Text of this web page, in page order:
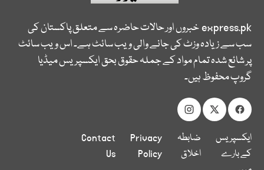
express.pkخبروں اور حالات حاضرہ سے متعلق پاکستان کی
سب سے زیادہ وزٹ کی جانے والی ویب سائٹ ہے۔ اس ویب سائٹ
پر شائع شدہ تمام مواد کے جملہ حقوق بحق ایکسپریس میڈیا
گروپ محفوظ ہیں۔
ایکسپریس
کے بارے
ضابطہ
اخلاق
Privacy
Policy
Contact
Us